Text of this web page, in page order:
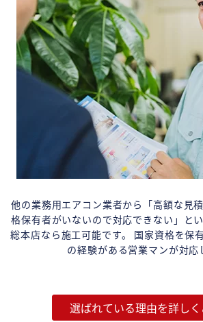
他の業務用エアコン業者から「高額な見
格保有者がいないので対応できない」と
総本店なら施工可能です。 国家資格を保
の経験がある営業マンが対応
選ばれている理由を詳し